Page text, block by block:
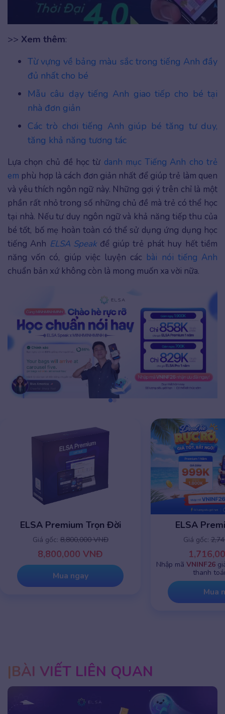
>> Xem thêm:
Từ vựng về bảng màu sắc trong tiếng Anh đầy
đủ nhất cho bé
Mẫu câu dạy tiếng Anh giao tiếp cho bé tại
nhà đơn giản
Các trò chơi tiếng Anh giúp bé tăng tư duy,
tăng khả năng tương tác
Lựa chọn chủ đề học từ danh mục Tiếng Anh cho trẻ
em phù hợp là cách đơn giản nhất để giúp trẻ làm quen
và yêu thích ngôn ngữ này. Những gợi ý trên chỉ là một
phần rất nhỏ trong số những chủ đề mà trẻ có thể học
tại nhà. Nếu tư duy ngôn ngữ và khả năng tiếp thu của
bé tốt, bố mẹ hoàn toàn có thể sử dụng ứng dụng học
tiếng Anh ELSA Speakđể giúp trẻ phát huy hết tiềm
năng vốn có, giúp việc luyện các bài nói tiếng Anh
chuẩn bản xứ không còn là mong muốn xa vời nữa.
ELSA Premium 1 năm
Giá gốc:2,745,000 VNĐ
1,716,000 VNĐ
Nhập mãVNINF26giảm chỉ còn999K
thanh toán online
ELSA
Giá gốc:
Mua
BÀI VIẾT LIÊN QUAN